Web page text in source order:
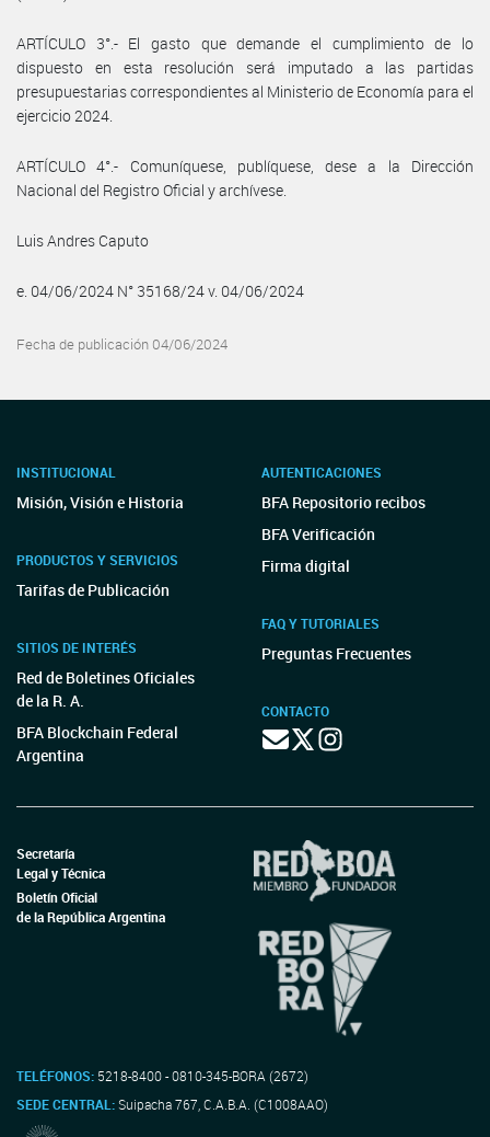
ARTÍCULO 3°.- El gasto que demande el cumplimiento de lo
dispuesto en esta resolución será imputado a las partidas
presupuestarias correspondientes al Ministerio de Economía para el
ejercicio 2024.
ARTÍCULO 4°.- Comuníquese, publíquese, dese a la Dirección
Nacional del Registro Oficial y archívese.
Luis Andres Caputo
e. 04/06/2024 N° 35168/24 v. 04/06/2024
Fecha de publicación 04/06/2024
INSTITUCIONAL
Misión, Visión e Historia
PRODUCTOS Y SERVICIOS
Tarifas de Publicación
SITIOS DE INTERÉS
Red de Boletines Oficiales
de la R. A.
BFA Blockchain Federal
Argentina
AUTENTICACIONES
BFA Repositorio recibos
BFA Verificación
Firma digital
FAQ Y TUTORIALES
Preguntas Frecuentes
CONTACTO
Secretaría
Legal y Técnica
Boletín Oficial
de la República Argentina
TELÉFONOS: 5218-8400 - 0810-345-BORA (2672)
SEDE CENTRAL:Suipacha 767, C.A.B.A. (C1008AAO)